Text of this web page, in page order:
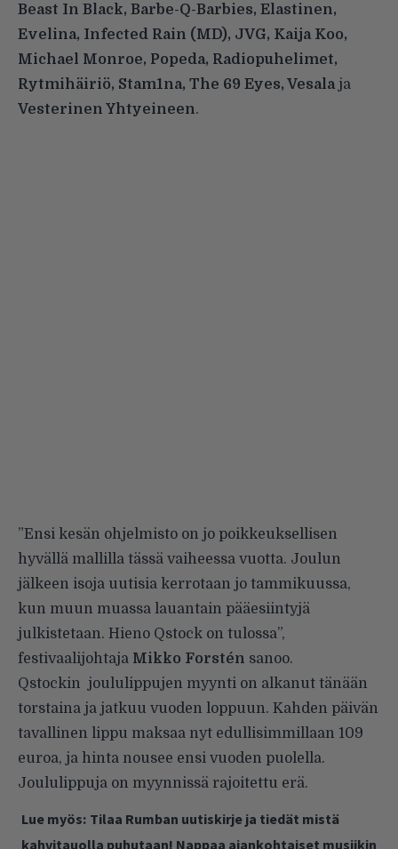
Beast In Black, Barbe-Q-Barbies, Elastinen,
Evelina, Infected Rain (MD), JVG, Kaija Koo,
Michael Monroe, Popeda, Radiopuhelimet,
Rytmihäiriö, Stam1na, The 69 Eyes, Vesalaja
Vesterinen Yhtyeineen.
”Ensi kesän ohjelmisto on jo poikkeuksellisen
hyvällä mallilla tässä vaiheessa vuotta. Joulun
jälkeen isoja uutisia kerrotaan jo tammikuussa,
kun muun muassa lauantain pääesiintyjä
julkistetaan. Hieno Qstock on tulossa”,
festivaalijohtaja Mikko Forstén sanoo.
Qstockin joululippujen myynti on alkanut tänään
torstaina ja jatkuu vuoden loppuun. Kahden päivän
tavallinen lippu maksaa nyt edullisimmillaan 109
euroa, ja hinta nousee ensi vuoden puolella.
Joululippuja on myynnissä rajoitettu erä.
Lue myös: Tilaa Rumban uutiskirje ja tiedät mistä
kahvitauolla puhutaan! Nappaa ajankohtaiset musiikin